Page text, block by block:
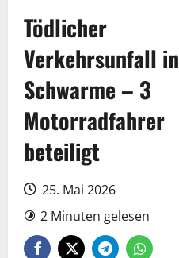
Tödlicher
Verkehrsunfall in
Schwarme – 3
Motorradfahrer
beteiligt
25. Mai 2026
2 Minuten gelesen